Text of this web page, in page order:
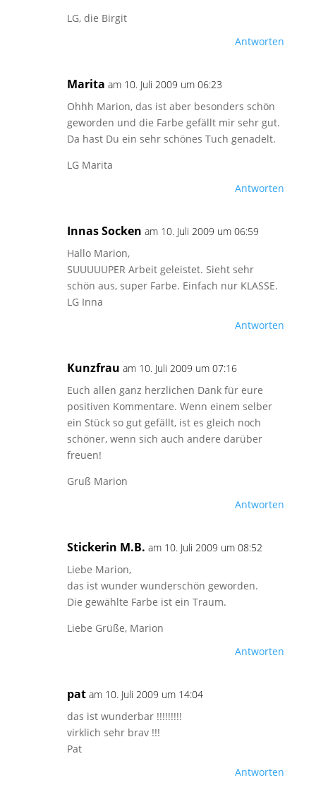
LG, die Birgit
Antworten
Marita am 10. Juli 2009 um 06:23
Ohhh Marion, das ist aber besonders schön
geworden und die Farbe gefällt mir sehr gut.
Da hast Du ein sehr schönes Tuch genadelt.
LG Marita
Antworten
Innas Socken am 10. Juli 2009 um 06:59
Hallo Marion,
SUUUUUPER Arbeit geleistet. Sieht sehr
schön aus, super Farbe. Einfach nur KLASSE.
LG Inna
Antworten
Kunzfrau am 10. Juli 2009 um 07:16
Euch allen ganz herzlichen Dank für eure
positiven Kommentare. Wenn einem selber
ein Stück so gut gefällt, ist es gleich noch
schöner, wenn sich auch andere darüber
freuen!
Gruß Marion
Antworten
Stickerin M.B. am 10. Juli 2009 um 08:52
Liebe Marion,
das ist wunder wunderschön geworden.
Die gewählte Farbe ist ein Traum.
Liebe Grüße, Marion
Antworten
pat am 10. Juli 2009 um 14:04
das ist wunderbar !!!!!!!!!
virklich sehr brav !!!
Pat
Antworten